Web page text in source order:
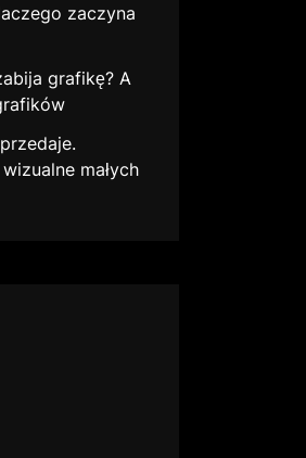
zaczyna
grafikę? A
małych